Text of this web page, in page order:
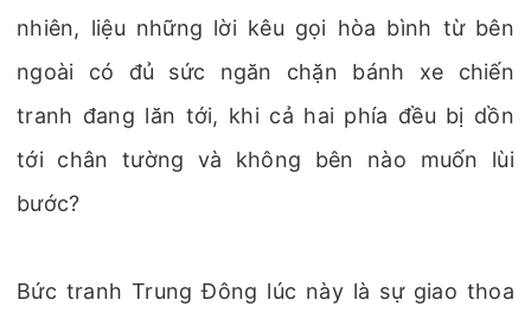
nhiên, liệu những lời kêu gọi hòa bình từ bên
ngoài có đủ sức ngăn chặn bánh xe chiến
tranh đang lăn tới, khi cả hai phía đều bị dồn
tới chân tường và không bên nào muốn lùi
bước?
Bức tranh Trung Đông lúc này là sự giao thoa